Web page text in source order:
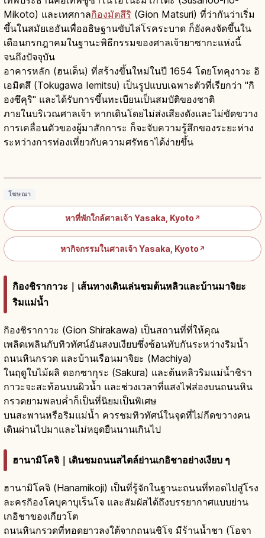
Mikoto) และเทศกาลกิองมัตสึริ (Gion Matsuri) ที่ว่ากันว่าเริ่ม
ขึ้นในสมัยเฮอันเพื่ออธิษฐานขับไล่โรคระบาด ก็ยังคงจัดขึ้นใน
เดือนกรกฎาคมในฐานะพิธีกรรมของศาลเจ้ายาซากะแห่งนี้
จนถึงปัจจุบัน
อาคารหลัก (ฮนเด็น) ที่สร้างขึ้นใหม่ในปี 1654 โดยโทคุงาวะ อิ
เอมิตสึ (Tokugawa Iemitsu) เป็นรูปแบบเฉพาะตัวที่เรียกว่า "กิ
องซึคุริ" และได้รับการขึ้นทะเบียนเป็นสมบัติของชาติ
ภายในบริเวณศาลเจ้า หากเดินโดยไม่ส่งเสียงดังและไม่ขัดขวาง
การเคลื่อนตัวของผู้มาสักการะ ก็จะจับความรู้สึกของระยะห่าง
ระหว่างการท่องเที่ยวกับความศรัทธาได้ง่ายขึ้น
โฆษณา
หาที่พักใกล้ศาลเจ้า Yasaka, Kyoto ↗
หากิจกรรมในศาลเจ้า Yasaka, Kyoto ↗
กิองชิรากาวะ｜เส้นทางเดินเล่นชมต้นหลิวและบ้านมาจิยะ
ริมแม่น้ำ
กิองชิรากาวะ (Gion Shirakawa) เป็นสถานที่ที่ให้คุณ
เพลิดเพลินกับทิวทัศน์อันสงบเงียบซึ่งซ้อนทับกันระหว่างริมน้ำ
ถนนหินกรวด และบ้านเรือนมาจิยะ (Machiya)
ในฤดูใบไม้ผลิ ดอกซากุระ (Sakura) และต้นหลิวริมแม่น้ำชิรา
กาวะจะสะท้อนบนผิวน้ำ และช่วงเวลาที่แสงไฟส่องบนถนนหิน
กรวดยามพลบค่ำก็เป็นที่นิยมเป็นพิเศษ
บนสะพานหรือริมแม่น้ำ ควรชมทิวทัศน์ในจุดที่ไม่กีดขวางคน
เดินผ่านไปมาและไม่หยุดยืนนานเกินไป
ฮานามิโคจิ｜เดินชมถนนสไตล์ย่านเกอิชาอย่างเงียบ ๆ
ฮานามิโคจิ (Hanamikoji) เป็นที่รู้จักในฐานะถนนที่ทอดไปสู่โรง
ละครกิองโคบุคาบุเร็นโจ และสัมผัสได้ถึงบรรยากาศแบบย่าน
เกอิชาของเกียวโต
ถนนหินกรวดที่ทอดยาวลงใต้จากถนนชิโจ มีร้านน้ำชา (โอจา